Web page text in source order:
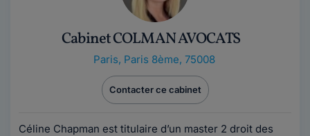
Cabinet COLMAN AVOCATS
Paris, Paris 8ème, 75008
Contacter ce cabinet
Céline Chapman est titulaire d’un master 2 droit des